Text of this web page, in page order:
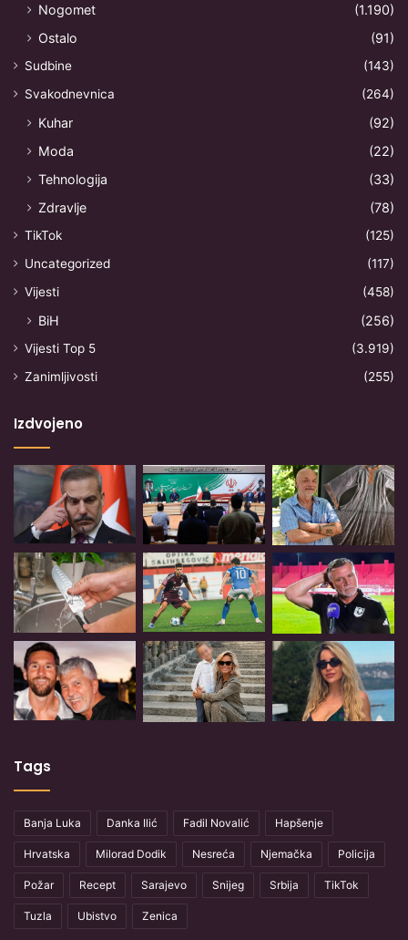
Nogomet
(1.190)
Ostalo
(91)
Sudbine
(143)
Svakodnevnica
(264)
Kuhar
(92)
Moda
(22)
Tehnologija
(33)
Zdravlje
(78)
TikTok
(125)
Uncategorized
(117)
Vijesti
(458)
BiH (256)
Vijesti Top 5
(3.919)
Zanimljivosti
(255)
Izdvojeno
Tags
Banja Luka Danka Ilić Fadil Novalić Hapšenje
Hrvatska Milorad Dodik Nesreća Njemačka Policija
Požar Recept Sarajevo Snijeg Srbija TikTok
Tuzla Ubistvo Zenica